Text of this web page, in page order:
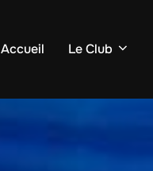
Accueil Le Club